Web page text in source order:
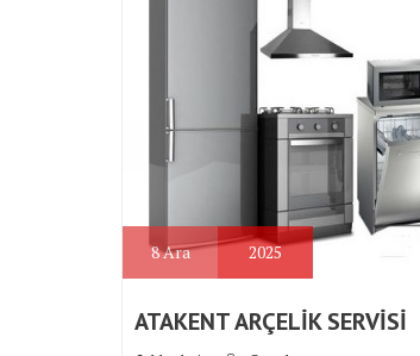
8Ara 2025
ATAKENT ARÇELİK SERVİSİ